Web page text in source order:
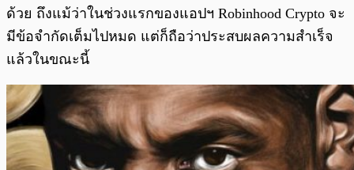
ด้วย ถึงแม้ว่าในช่วงแรกของแอปฯ Robinhood Crypto จะ
มีข้อจำกัดเต็มไปหมด แต่ก็ถือว่าประสบผลความสำเร็จ
แล้วในขณะนี้